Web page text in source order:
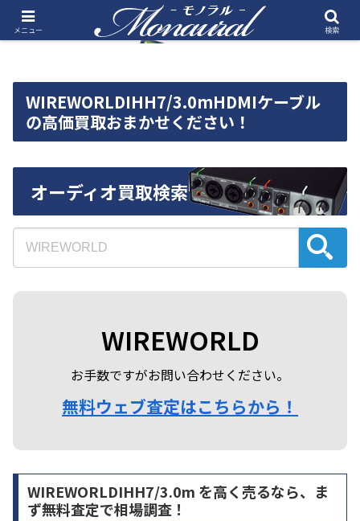
WIREWORLDIHH7/3.0mHDMIケーブル
の高価買取おまかせください！
オーディオ買取検索
WIREWORLD
お手数ですがお問い合わせください。
無料ウェブ査定はこちらから！
WIREWORLDIHH7/3.0m を高く売るなら、ま
ず無料査定で相場調査！
メニュー 検索